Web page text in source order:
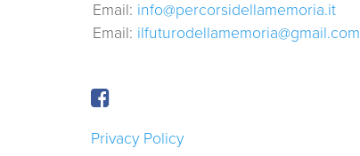
Email: info@percorsidellamemoria.it
Email: ilfuturodellamemoria@gmail.com
Privacy Policy